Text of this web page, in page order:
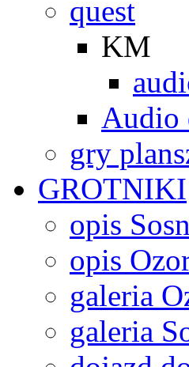
quest
KM
Audio
gry
GROTNIKI
opis
opis
galeria
galeria